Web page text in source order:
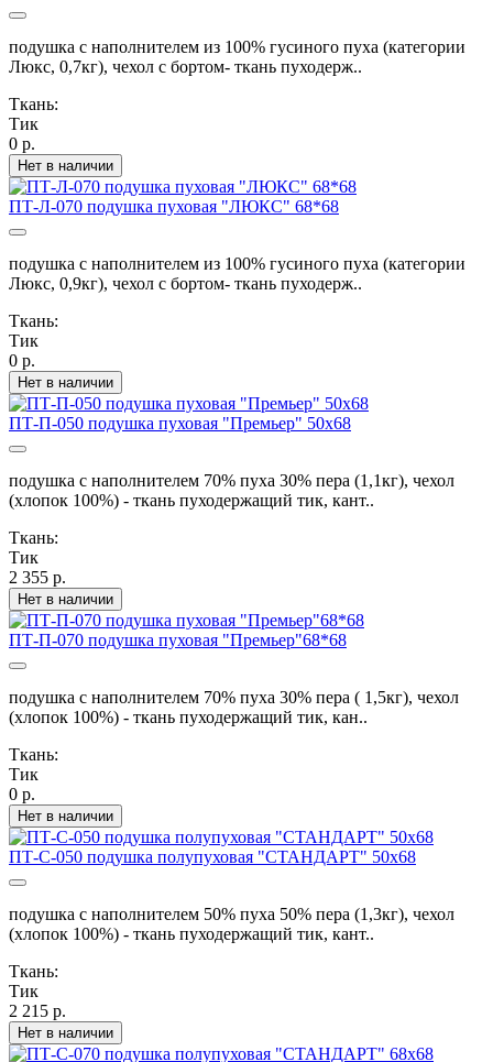
подушка с наполнителем из 100% гусиного пуха (категории
Люкс, 0,7кг), чехол с бортом- ткань пуходерж..
Ткань:
Тик
0 р.
Нет в наличии
ПТ-Л-070 подушка пуховая "ЛЮКС" 68*68
подушка с наполнителем из 100% гусиного пуха (категории
Люкс, 0,9кг), чехол с бортом- ткань пуходерж..
Ткань:
Тик
0 р.
Нет в наличии
ПТ-П-050 подушка пуховая "Премьер" 50х68
подушка с наполнителем 70% пуха 30% пера (1,1кг), чехол
(хлопок 100%) - ткань пуходержащий тик, кант..
Ткань:
Тик
2 355 р.
Нет в наличии
ПТ-П-070 подушка пуховая "Премьер"68*68
подушка с наполнителем 70% пуха 30% пера ( 1,5кг), чехол
(хлопок 100%) - ткань пуходержащий тик, кан..
Ткань:
Тик
0 р.
Нет в наличии
ПТ-С-050 подушка полупуховая "СТАНДАРТ" 50х68
подушка с наполнителем 50% пуха 50% пера (1,3кг), чехол
(хлопок 100%) - ткань пуходержащий тик, кант..
Ткань:
Тик
2 215 р.
Нет в наличии